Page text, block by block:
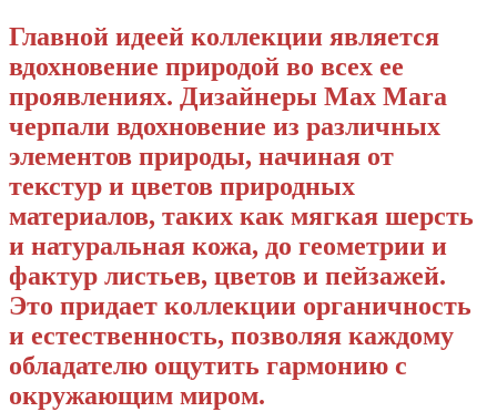
Главной идеей коллекции является
вдохновение природой во всех ее
проявлениях. Дизайнеры Max Mara
черпали вдохновение из различных
элементов природы, начиная от
текстур и цветов природных
материалов, таких как мягкая шерсть
и натуральная кожа, до геометрии и
фактур листьев, цветов и пейзажей.
Это придает коллекции органичность
и естественность, позволяя каждому
обладателю ощутить гармонию с
окружающим миром.